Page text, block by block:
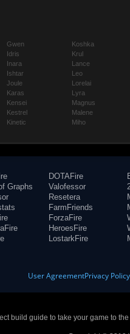
Gwen
Idris
Inara
Ishtar
Joule
Karas
Kensei
Kestrel
Kinetic
Koshka
Krul
Lance
Leo
Lorelai
Lyra
Magnus
Malene
Miho
Graphs
DOTAFire
Valofessor
Resetera
FarmFriends
ForzaFire
HeroesFire
LostarkFire
User AgreementPrivacy Policy
build guide to take your game to